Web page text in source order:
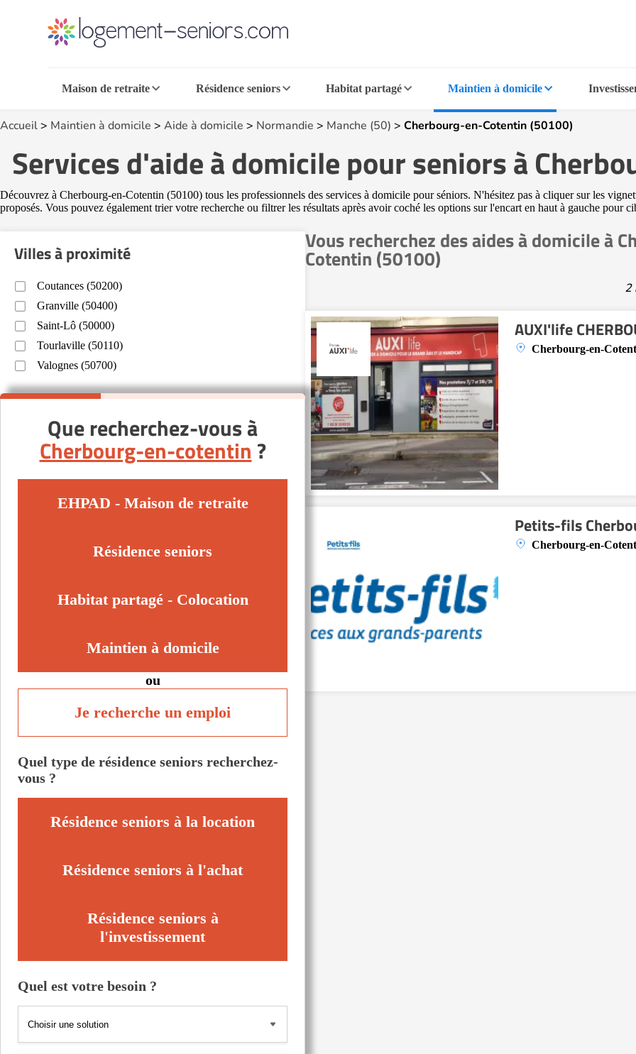
Maison de retraite Résidence seniors Habitat partagé Maintien à domicile
Accueil> Maintien à domicile > Aide à domicile > Normandie > Manche (50) > Cherbourg-en-Cotentin (50100)
Services d'aide à domicile pour seniors à
Découvrez à Cherbourg-en-Cotentin (50100) tous les professionnels des services à domicile pour séniors. N'hésitez pas à cliquer sur les
proposés. Vous pouvez également trier votre recherche ou filtrer les résultats après avoir coché les options sur l'encart en haut à gauche pour
Vous recherchez des aides à domicile à
Cotentin (50100)
2
AUXI'life
Cherbourg-en-
Petits-fils
Cherbourg-en-
Villes à proximité
Coutances (50200)
Granville (50400)
Saint-Lô (50000)
Tourlaville (50110)
Valognes (50700)
Que recherchez-vous à
Cherbourg-en-cotentin ?
EHPAD - Maison de retraite
Résidence seniors
Habitat partagé - Colocation
Maintien à domicile
ou
Je recherche un emploi
Quel type de résidence seniors recherchez-
vous ?
Résidence seniors à la location
Résidence seniors à l'achat
Résidence seniors à
l'investissement
Quel est votre besoin ?